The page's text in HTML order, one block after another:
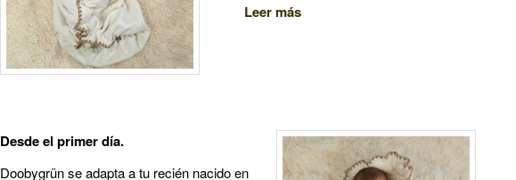
Leer más
Desde el primer día.
Doobygrün se adapta a tu recién nacido en